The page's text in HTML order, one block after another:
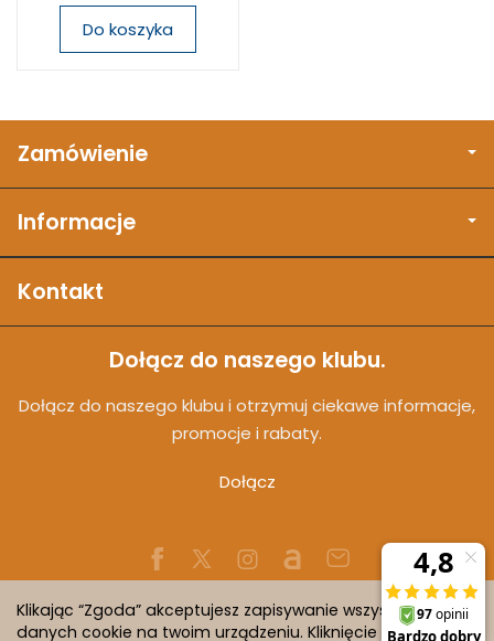
Do koszyka
Zamówienie
Informacje
Kontakt
Dołącz do naszego klubu.
Dołącz do naszego klubu i otrzymuj ciekawe informacje,
promocje i rabaty.
Dołącz
Klikając “Zgoda” akceptujesz zapisywanie wszystkich
danych cookie na twoim urządzeniu. Kliknięcie “Odmowa”